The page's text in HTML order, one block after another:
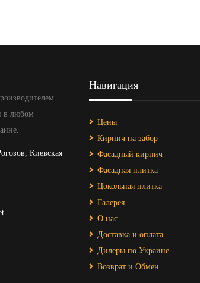
в любом
Киевская
Навигация
Цены
Кирпич на забор
Фасадный кирпич
Фасадная плитка
Цокольная плитка
Галерея
О нас
Доставка и оплата
Дилеры по Украине
Возврат и Обмен